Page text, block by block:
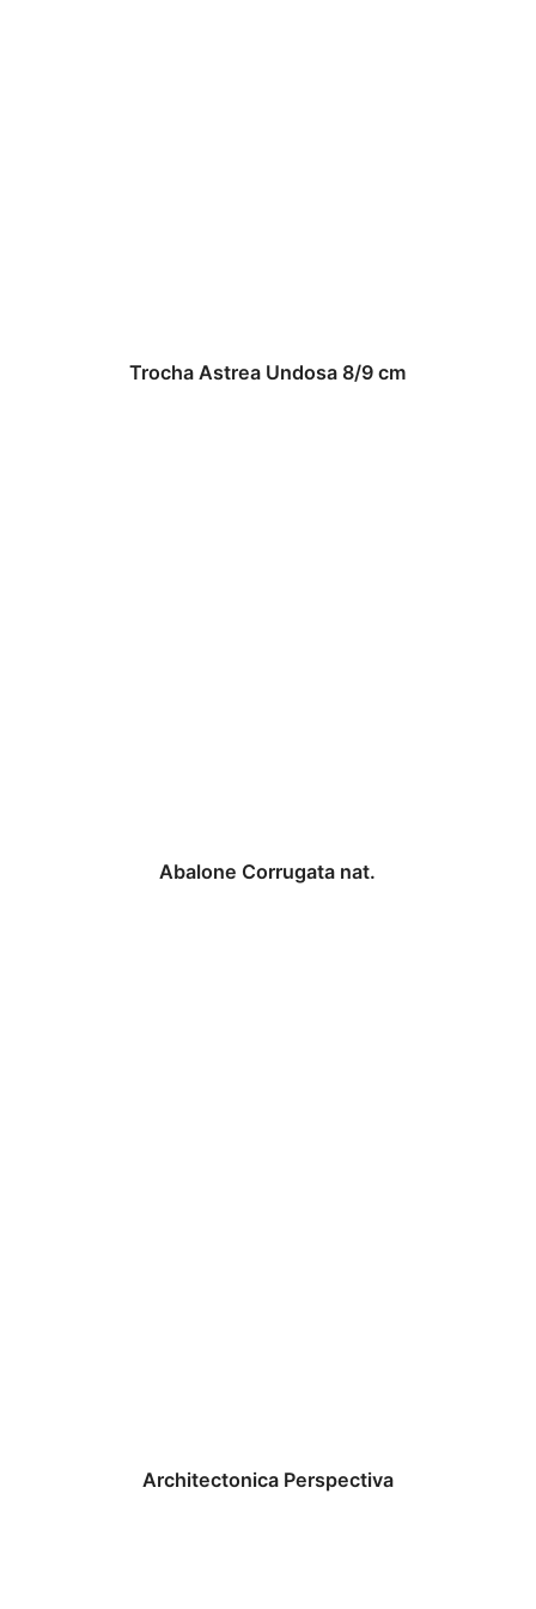
Trocha Astrea Undosa 8/9 cm
Abalone Corrugata nat.
Architectonica Perspectiva